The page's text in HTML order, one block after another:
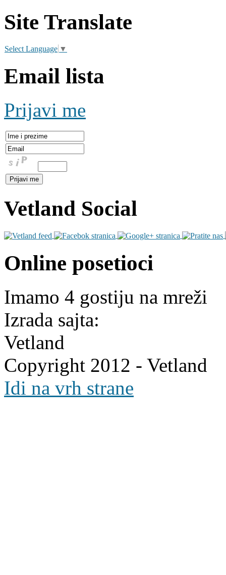
Site Translate
Select Language ▼
Email lista
Prijavi me
Vetland Social
Online posetioci
Imamo 4 gostiju na mreži
Izrada sajta:
Vetland
Copyright 2012 - Vetland
Idi na vrh strane